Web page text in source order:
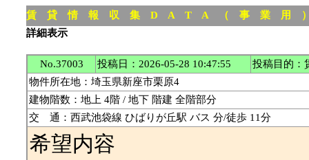
賃 貸 情 報 収 集 D A T A （ 事 業 用
詳細表示
No.37003 投稿日：2026-05-28 10:47:55
投稿目的：
物件所在地：埼玉県新座市栗原4
建物階数：地上 4階 / 地下 階建 全階部分
交 通：西武池袋線 ひばりが丘駅 バス 分/徒歩 11分
希望内容